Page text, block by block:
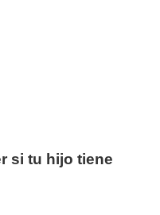
si tu hijo tiene